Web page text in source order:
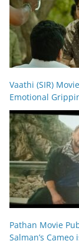
Vaathi (SIR)
Emotional
Pathan Movie
Salman’s